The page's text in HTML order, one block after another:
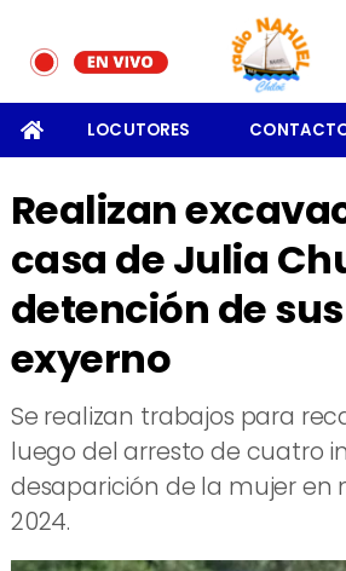
LOCUTORES
Realizan
casa de Julia
detención de
exyerno
Se realizan trabajos para
luego del arresto de cuatro
desaparición de la mujer en
2024.